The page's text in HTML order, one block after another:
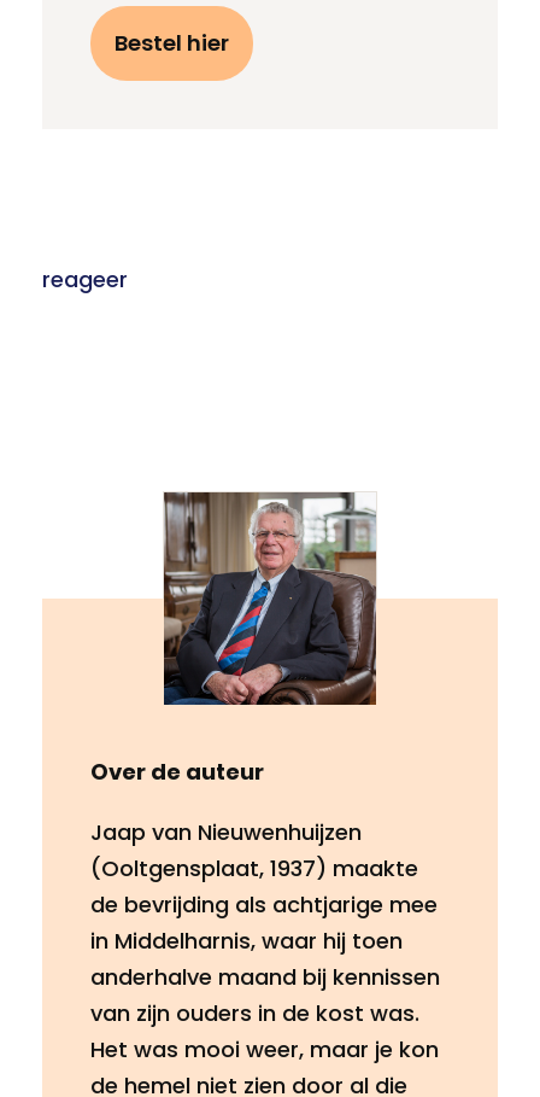
Bestel hier
reageer
Over de auteur
Jaap van Nieuwenhuijzen
(Ooltgensplaat, 1937) maakte
de bevrijding als achtjarige mee
in Middelharnis, waar hij toen
anderhalve maand bij kennissen
van zijn ouders in de kost was.
Het was mooi weer, maar je kon
de hemel niet zien door al die